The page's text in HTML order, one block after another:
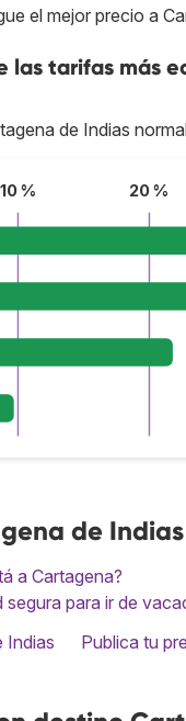
el mejor precio a
las tarifas más
de Indias
10 % 20 %
de Indias
a Cartagena?
para ir de
Indias
Publica tu